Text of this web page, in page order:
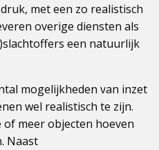
met een zo realistisch
overige diensten als
een natuurlijk
mogelijkheden van inzet
wel realistisch te zijn.
meer objecten hoeven
Naast